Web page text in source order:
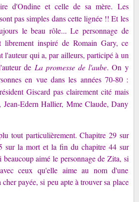
d'Ondine et celle de sa mère. Les
pas simples dans cette lignée !! Et les
le beau rôle... Le personnage de
inspiré de Romain Gary, ce
l'auteur qui a, par ailleurs, participé à un
de La promesse de l'aube. On y
en vue dans les années 70-80 :
Giscard pas clairement cité mais
Jean-Edern Hallier, Mme Claude, Dany
tout particulièrement. Chapitre 29 sur
sur la mort et la fin du chapitre 44 sur
aimé le personnage de Zita, si
ceux qu'elle aime au nom d'une
payée, si peu apte à trouver sa place